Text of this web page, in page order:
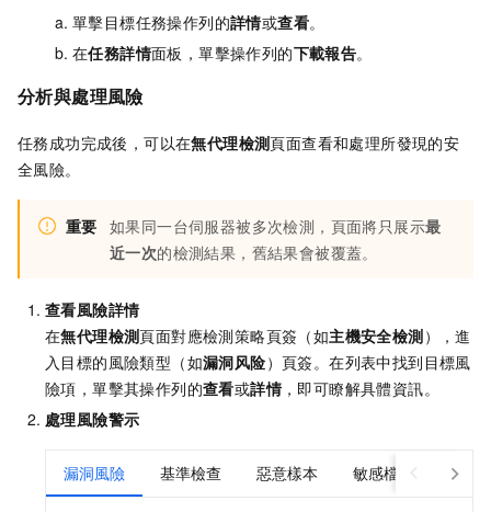
單擊目標任務操作列的詳情或查看。
在任務詳情面板，單擊操作列的下載報告。
分析與處理風險
任務成功完成後，可以在無代理檢測頁面查看和處理所發現的安
全風險。
重要 如果同一台伺服器被多次檢測，頁面將只展示最
近一次的檢測結果，舊結果會被覆蓋。
查看風險詳情
在無代理檢測頁面對應檢測策略頁簽（如主機安全檢測），進
入目標的風險類型（如漏洞风险）頁簽。在列表中找到目標風
險項，單擊其操作列的查看或詳情，即可瞭解具體資訊。
處理風險警示
漏洞風險 基準檢查 惡意樣本 敏感檔案